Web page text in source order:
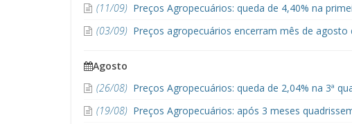
(11/09) Preços Agropecuários: queda de 4,40% na
(03/09) Preços agropecuários encerram mês de agosto
Agosto
(26/08) Preços Agropecuários: queda de 2,04% na 3ª
(19/08) Preços Agropecuários: após 3 meses